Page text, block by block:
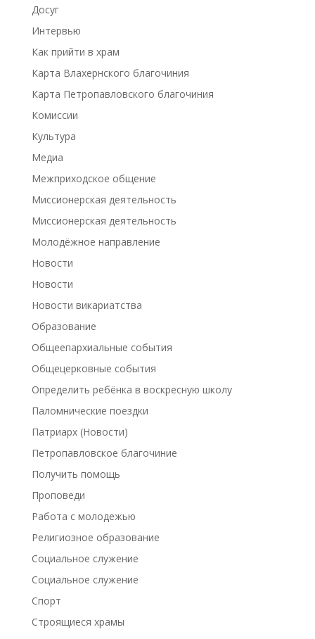
Досуг
Интервью
Как прийти в храм
Карта Влахернского благочиния
Карта Петропавловского благочиния
Комиссии
Культура
Медиа
Межприходское общение
Миссионерская деятельность
Миссионерская деятельность
Молодёжное направление
Новости
Новости
Новости викариатства
Образование
Общеепархиальные события
Общецерковные события
Определить ребёнка в воскресную школу
Паломнические поездки
Патриарх (Новости)
Петропавловское благочиние
Получить помощь
Проповеди
Работа с молодежью
Религиозное образование
Социальное служение
Социальное служение
Спорт
Строящиеся храмы